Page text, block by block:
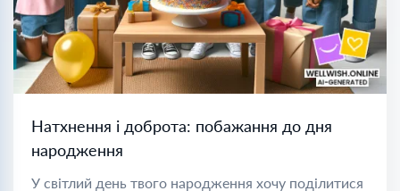
Натхнення і доброта: побажання до дня
народження
У світлий день твого народження хочу поділитися